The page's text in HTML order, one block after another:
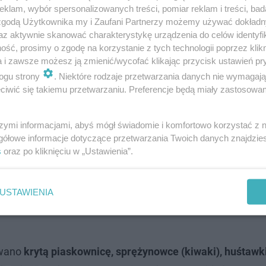
w 2010 r. Jest najnowocześniejszy w
Ogrodem Jordana. To
bezpiecznie wyszaleją się wszystkie dzieci – od
powstał w 2010 r. Wyznaczono w nim sześć stref, w
krytą piaskownicę, sprężynowce (kiwaki),
wybór spersonalizowanych treści, pomiar reklam i treści,
Użytkownika my i Zaufani Partnerzy możemy używać
aktywnie skanować charakterystykę urządzenia do celów
prosimy o zgodę na korzystanie z tych technologii poprzez
i zawsze możesz ją zmienić/wycofać klikając przycisk ustawień
strony
. Niektóre rodzaje przetwarzania danych nie
się takiemu przetwarzaniu. Preferencje będą miały
informacjami, abyś mógł świadomie i komfortowo korzystać z
informacje dotyczące przetwarzania Twoich danych
oraz po kliknięciu w „Ustawienia”.
USTAWIENIA